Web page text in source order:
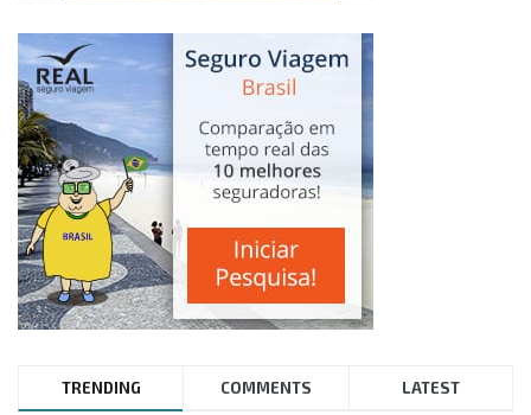
TRENDING COMMENTS LATEST